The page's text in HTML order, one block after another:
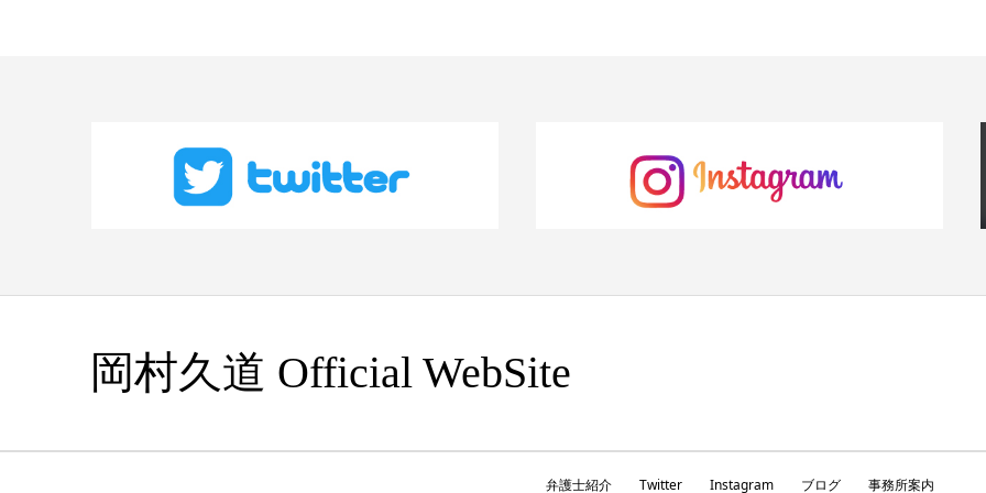
岡村久道 Official WebSite
弁護士紹介 Twitter Instagram ブログ 事務所案内